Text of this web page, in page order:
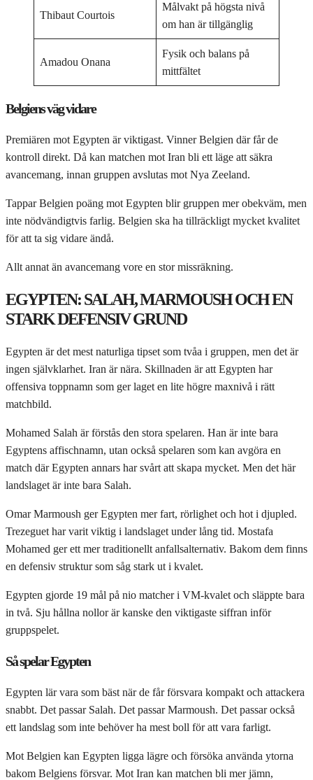
Thibaut Courtois
Målvakt på högsta nivå
om han är tillgänglig
Amadou Onana
Fysik och balans på
mittfältet
Belgiens väg vidare
Premiären mot Egypten är viktigast. Vinner Belgien där får de
kontroll direkt. Då kan matchen mot Iran bli ett läge att säkra
avancemang, innan gruppen avslutas mot Nya Zeeland.
Tappar Belgien poäng mot Egypten blir gruppen mer obekväm, men
inte nödvändigtvis farlig. Belgien ska ha tillräckligt mycket kvalitet
för att ta sig vidare ändå.
Allt annat än avancemang vore en stor missräkning.
EGYPTEN: SALAH, MARMOUSH OCH EN
STARK DEFENSIV GRUND
Egypten är det mest naturliga tipset som tvåa i gruppen, men det är
ingen självklarhet. Iran är nära. Skillnaden är att Egypten har
offensiva toppnamn som ger laget en lite högre maxnivå i rätt
matchbild.
Mohamed Salah är förstås den stora spelaren. Han är inte bara
Egyptens affischnamn, utan också spelaren som kan avgöra en
match där Egypten annars har svårt att skapa mycket. Men det här
landslaget är inte bara Salah.
Omar Marmoush ger Egypten mer fart, rörlighet och hot i djupled.
Trezeguet har varit viktig i landslaget under lång tid. Mostafa
Mohamed ger ett mer traditionellt anfallsalternativ. Bakom dem finns
en defensiv struktur som såg stark ut i kvalet.
Egypten gjorde 19 mål på nio matcher i VM-kvalet och släppte bara
in två. Sju hållna nollor är kanske den viktigaste siffran inför
gruppspelet.
Så spelar Egypten
Egypten lär vara som bäst när de får försvara kompakt och attackera
snabbt. Det passar Salah. Det passar Marmoush. Det passar också
ett landslag som inte behöver ha mest boll för att vara farligt.
Mot Belgien kan Egypten ligga lägre och försöka använda ytorna
bakom Belgiens försvar. Mot Iran kan matchen bli mer jämn,